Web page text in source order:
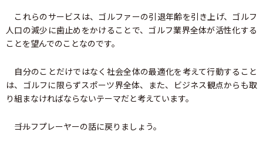
これらのサービスは、ゴルファーの引退年齢を引き上げ、ゴルフ
人口の減少に歯止めをかけることで、ゴルフ業界全体が活性化する
ことを望んでのことなのです。
自分のことだけではなく社会全体の最適化を考えて行動すること
は、ゴルフに限らずスポーツ界全体、また、ビジネス観点からも取
り組まなければならないテーマだと考えています。
――ゴルフプレーヤーの話に戻りましょう。